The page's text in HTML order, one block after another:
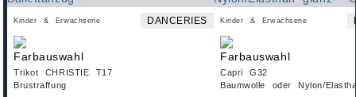
Kinder & Erwachsene DANCERIES
Trikot CHRISTIE T17
Brustraffung
Kinder & Erwachsene
Capri G32
Baumwolle oder Nylon/